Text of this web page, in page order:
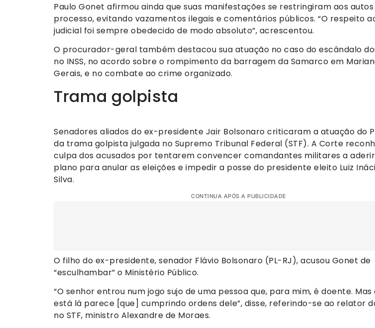
Paulo Gonet afirmou ainda que suas manifestações se restringiram aos
processo, evitando vazamentos ilegais e comentários públicos. “O respeito
judicial foi sempre obedecido de modo absoluto”, acrescentou.
O procurador-geral também destacou sua atuação no caso do escândalo
no INSS, no acordo sobre o rompimento da barragem da Samarco em
Gerais, e no combate ao crime organizado.
Trama golpista
Senadores aliados do ex-presidente Jair Bolsonaro criticaram a atuação do
da trama golpista julgada no Supremo Tribunal Federal (STF). A Corte
culpa dos acusados por tentarem convencer comandantes militares a
plano para anular as eleições e impedir a posse do presidente eleito Luiz
Silva.
CONTINUA APÓS A PUBLICIDADE
O filho do ex-presidente, senador Flávio Bolsonaro (PL-RJ), acusou Gonet de
“esculhambar” o Ministério Público.
“O senhor entrou num jogo sujo de uma pessoa que, para mim, é doente.
está lá parece [que] cumprindo ordens dele”, disse, referindo-se ao relator
no STF, ministro Alexandre de Moraes.